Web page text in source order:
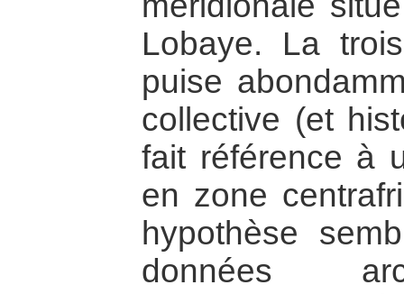
Lobaye. La
puise
collective (et
fait référence à
en zone
hypothèse
données